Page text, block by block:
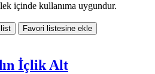
içinde kullanıma uygundur.
İçlik Alt